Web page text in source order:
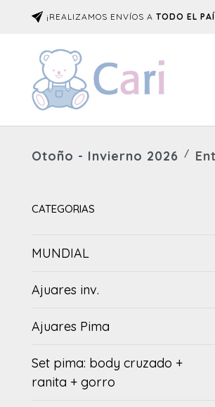
¡REALIZAMOS ENVÍOS A TODO EL
Otoño - Invierno 2026
CATEGORIAS
MUNDIAL
Ajuares inv.
Ajuares Pima
Set pima: body cruzado +
ranita + gorro